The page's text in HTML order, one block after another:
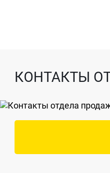
КОНТАКТЫ